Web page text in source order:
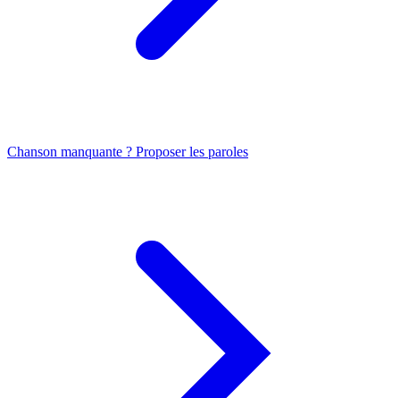
Chanson manquante ? Proposer les paroles